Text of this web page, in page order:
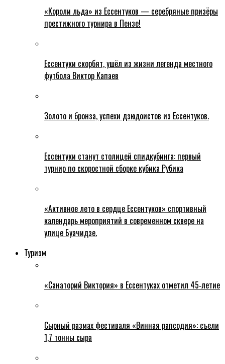
«Короли льда» из Ессентуков — серебряные призёры
престижного турнира в Пензе!
Ессентуки скорбят, ушёл из жизни легенда местного
футбола Виктор Капаев
Золото и бронза, успехи дзюдоистов из Ессентуков.
Ессентуки станут столицей спидкубинга: первый
турнир по скоростной сборке кубика Рубика
«Активное лето в сердце Ессентуков» спортивный
календарь мероприятий в современном сквере на
улице Буачидзе.
Туризм
«Санаторий Виктория» в Ессентуках отметил 45‑летие
Сырный размах фестиваля «Винная рапсодия»: съели
1,7 тонны сыра